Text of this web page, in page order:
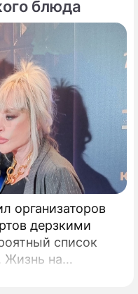
блюда
организаторов
дерзкими
список
Жизнь на
беглого